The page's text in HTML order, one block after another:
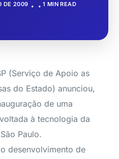
DE 2009 1 MIN READ
(Serviço de Apoio as
do Estado) anunciou,
de uma
à tecnologia da
Paulo.
desenvolvimento de